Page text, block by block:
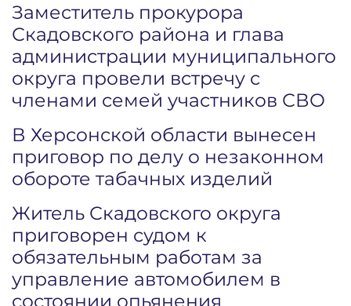
Заместитель прокурора
Скадовского района и глава
администрации муниципального
округа провели встречу с
членами семей участников СВО
В Херсонской области вынесен
приговор по делу о незаконном
обороте табачных изделий
Житель Скадовского округа
приговорен судом к
обязательным работам за
управление автомобилем в
состоянии опьянения